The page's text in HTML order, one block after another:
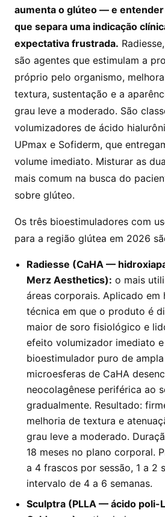
aumenta o glúteo — e
que separa uma indicação
expectativa frustrada.
são agentes que estimulam a
próprio pelo organismo,
textura, sustentação e a
grau leve a moderado. São
volumizadores de ácido
UPmax e Sofiderm, que
volume imediato. Misturar as
mais comum na busca do
sobre glúteo.
Os três bioestimuladores com
para a região glútea em 2026
Radiesse (CaHA —
Merz Aesthetics): o mais
áreas corporais. Aplicado
técnica em que o produto é
maior de soro fisiológico e
efeito volumizador imediato
bioestimulador puro de
microesferas de CaHA
neocolagênese periférica ao
gradualmente. Resultado:
melhoria de textura e
grau leve a moderado.
18 meses no plano corporal.
a 4 frascos por sessão, 1 a 2
intervalo de 4 a 6 semanas.
Sculptra (PLLA — ácido poli-